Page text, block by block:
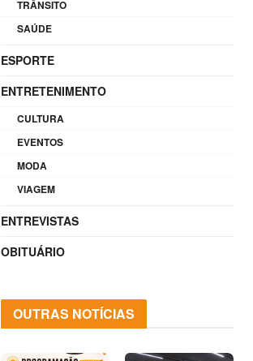
TRÂNSITO
SAÚDE
ESPORTE
ENTRETENIMENTO
CULTURA
EVENTOS
MODA
VIAGEM
ENTREVISTAS
OBITUÁRIO
OUTRAS NOTÍCIAS